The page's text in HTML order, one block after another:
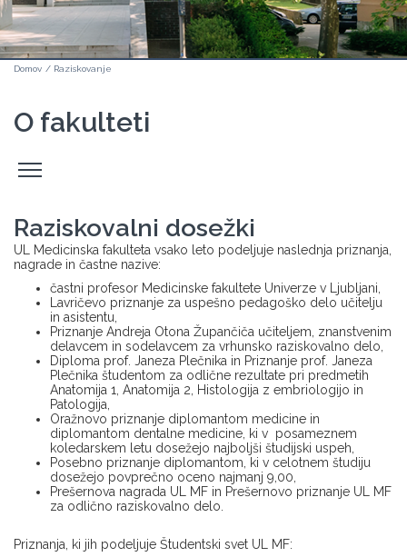
Domov / Raziskovanje
O fakulteti
Odpri
stranski
Raziskovalni dosežki
UL Medicinska fakulteta vsako leto podeljuje naslednja priznanja,
nagrade in častne nazive:
častni profesor Medicinske fakultete Univerze v Ljubljani,
Lavričevo priznanje za uspešno pedagoško delo učitelju
in asistentu,
Priznanje Andreja Otona Župančiča učiteljem, znanstvenim
delavcem in sodelavcem za vrhunsko raziskovalno delo,
Diploma prof. Janeza Plečnika in Priznanje prof. Janeza
Plečnika študentom za odlične rezultate pri predmetih
Anatomija 1, Anatomija 2, Histologija z embriologijo in
Patologija,
Oražnovo priznanje diplomantom medicine in
diplomantom dentalne medicine, ki v posameznem
koledarskem letu dosežejo najboljši študijski uspeh,
Posebno priznanje diplomantom, ki v celotnem študiju
dosežejo povprečno oceno najmanj 9,00,
Prešernova nagrada UL MF in Prešernovo priznanje UL MF
za odlično raziskovalno delo.
Priznanja, ki jih podeljuje Študentski svet UL MF: